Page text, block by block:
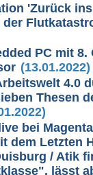
'Zurück
PC mit 8.
(13.01.2022)
4.0
Thesen
bei
dem Letzten
/ Atik
lässt